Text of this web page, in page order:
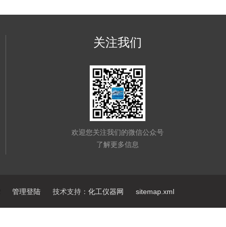
关注我们
欢迎您关注我们的微信公众号
了解更多信息
管理登陆 技术支持： 化工仪器网 sitemap.xml